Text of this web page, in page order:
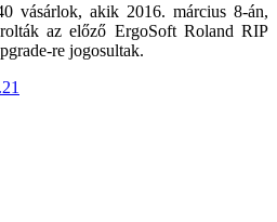
vásárlok, akik 2016. március 8-án,
az előző ErgoSoft Roland RIP
re jogosultak.